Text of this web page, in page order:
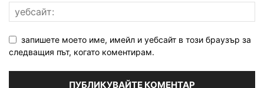
запишете моето име, имейл и уебсайт в този браузър за
следващия път, когато коментирам.